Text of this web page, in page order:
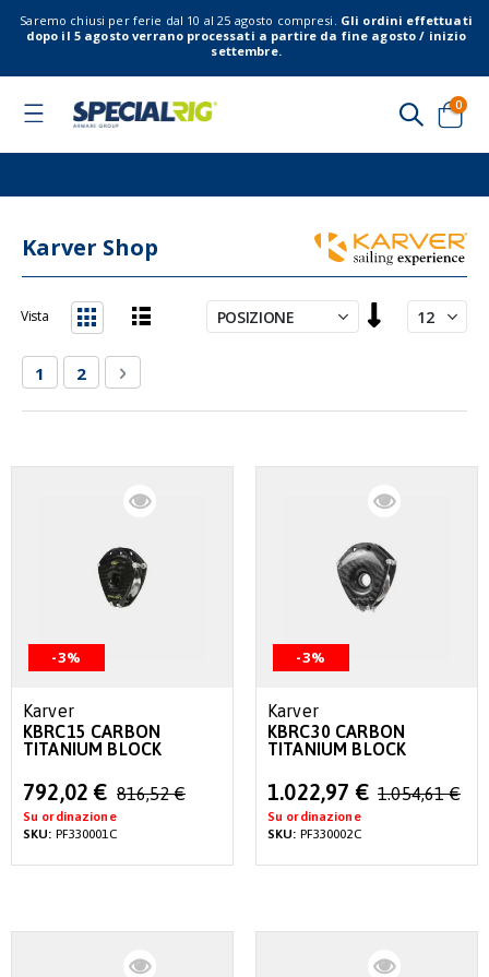
Saremo chiusi per ferie dal 10 al 25 agosto compresi. Gli ordini effettuati
dopo il 5 agosto verrano processati a partire da fine agosto / inizio
settembre.
Toggle
Cart
0
Karver Shop
la
Pagina
Attualmente stai leggendo la pagina
1 Pagina
2 Pagina
Successivo
Vista
-3%
Karver
KBRC15 CARBON
TITANIUM BLOCK
Special
Price
792,02 € 816,52 €
Su ordinazione
SKU: PF330001C
-3%
Karver
KBRC30 CARBON
TITANIUM BLOCK
Special
Price
1.022,97 € 1.054,61 €
Su ordinazione
SKU: PF330002C